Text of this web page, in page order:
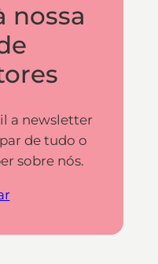
nossa
a newsletter
de tudo o
sobre nós.